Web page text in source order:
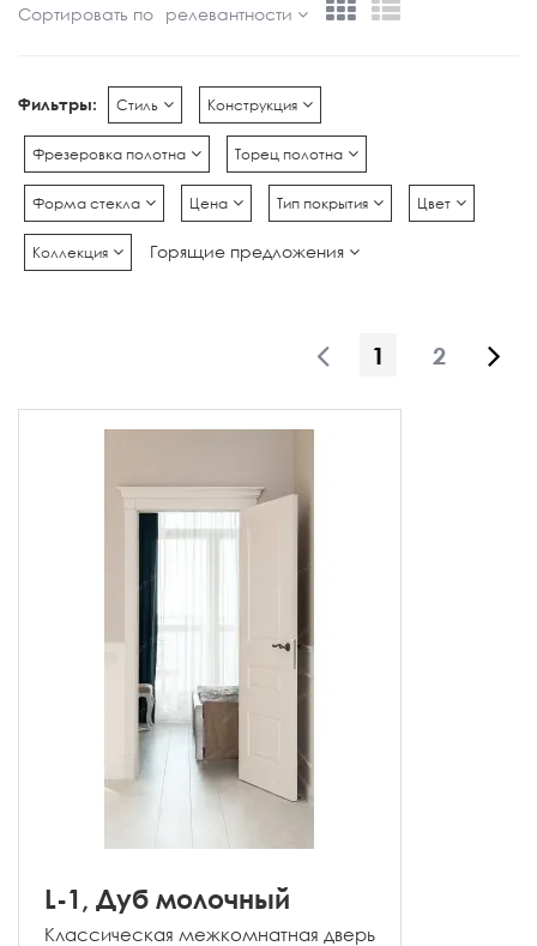
Сортировать по релевантности
Фильтры: Стиль Конструкция
Фрезеровка полотна Торец полотна
Форма стекла Цена Тип покрытия Цвет
Коллекция Горящие предложения
1 2
L-1, Дуб молочный
Классическая межкомнатная дверь